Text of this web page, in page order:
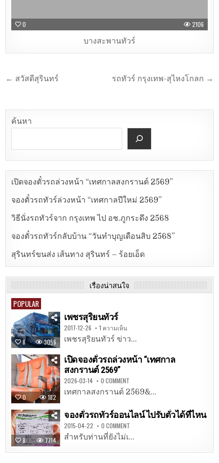
0 2106
บางสะพานทัวร์
รถทัวร์ กรุงเทพ-สุไหงโกลก →
← สวัสดีสุรินทร์
ค้นหา
เปิดจองตั๋วรถล่วงหน้า “เทศกาลสงกรานต์ 2569”
จองตั๋วรถทัวร์ล่วงหน้า “เทศกาลปีใหม่ 2569”
วิธีนั่งรถทัวร์จาก กรุงเทพ ไป อช.ภูกระดึง 2568
จองตั๋วรถทัวร์กลับบ้าน “วันทำบุญเดือนสิบ 2568”
สุรินทร์ขนส่ง เส้นทาง สุรินทร์ – ร้อยเอ็ด
เรื่องน่าสนใจ
POPULAR
8 3056
เพชรสุริยนทัวร์
2017-12-26 1 ความเห็น
เพชรสุริยนทัวร์ ข่าว...
0 182
เปิดจองตั๋วรถล่วงหน้า “เทศกาล
สงกรานต์ 2569”
2026-03-14 0 COMMENT
เทศกาลสงกรานต์ 2569&...
8 7714
จองตั๋วรถทัวร์ออนไลน์ ไปรับตั๋วได้ที่ไหน
2015-04-22 0 COMMENT
สำหรับท่านที่ยังไม่เ...